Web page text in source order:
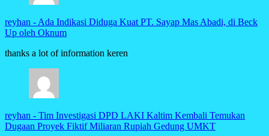
reyhan - Ada Indikasi Diduga Kuat PT. Sayap Mas Abadi, di Beck
Up oleh Oknum
thanks a lot of information keren
reyhan - Tim Investigasi DPD LAKI Kaltim Kembali Temukan
Dugaan Proyek Fiktif Miliaran Rupiah Gedung UMKT